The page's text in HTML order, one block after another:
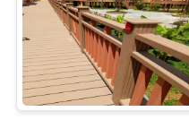
SKONTAKTUJ
SIĘ
NAMI
Panele